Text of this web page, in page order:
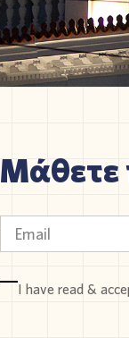
Μάθετε
I have read &